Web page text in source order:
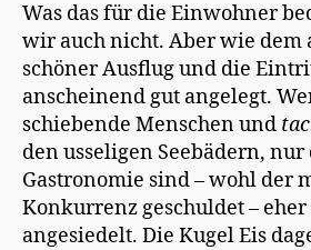
Was das für die Einwohner
wir auch nicht. Aber wie dem
schöner Ausflug und die
anscheinend gut angelegt.
schiebende Menschen und
den usseligen Seebädern, nur
Gastronomie sind – wohl der
Konkurrenz geschuldet –
angesiedelt. Die Kugel Eis